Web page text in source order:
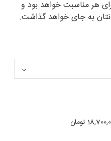
هر مناسبت خواهد بود و
به جای خواهد گذاشت.
تومان